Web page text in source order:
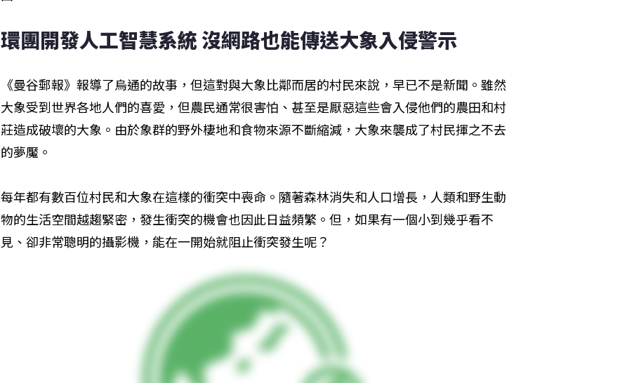
環團開發人工智慧系統 沒網路也能傳送大象入侵警示
《曼谷郵報》報導了烏通的故事，但這對與大象比鄰而居的村民來說，早已不是新聞。雖然
大象受到世界各地人們的喜愛，但農民通常很害怕、甚至是厭惡這些會入侵他們的農田和村
莊造成破壞的大象。由於象群的野外棲地和食物來源不斷縮減，大象來襲成了村民揮之不去
的夢魘。
每年都有數百位村民和大象在這樣的衝突中喪命。隨著森林消失和人口增長，人類和野生動
物的生活空間越趨緊密，發生衝突的機會也因此日益頻繁。但，如果有一個小到幾乎看不
見、卻非常聰明的攝影機，能在一開始就阻止衝突發生呢？